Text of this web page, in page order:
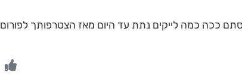
ככה כמה לייקים נתת עד היום מאז הצטרפותך לפורום